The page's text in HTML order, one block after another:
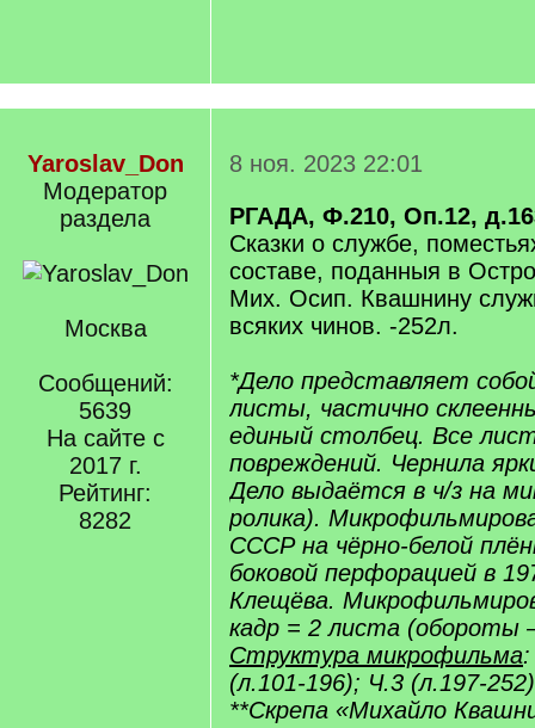
Yaroslav_Don
Модератор
раздела
Москва
Сообщений:
5639
На сайте с
2017 г.
Рейтинг:
8282
8 ноя. 2023 22:01
РГАДА, Ф.210, Оп.12,
Сказки о службе,
составе, поданныя в
Мих. Осип. Квашнину
всяких чинов. -252л.
*Дело представляет
листы, частично
единый столбец. Все
повреждений. Чернила
Дело выдаётся в ч/з на
ролика).
СССР на чёрно-белой
боковой перфорацией в
Клещёва.
кадр = 2 листа (обороты
Структура микрофильма
(л.101-196); Ч.3 (л.197-
**Скрепа «Михайло